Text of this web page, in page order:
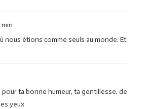
nous étions comme seuls au monde. Et
ta bonne humeur, ta gentillesse, de
yeux